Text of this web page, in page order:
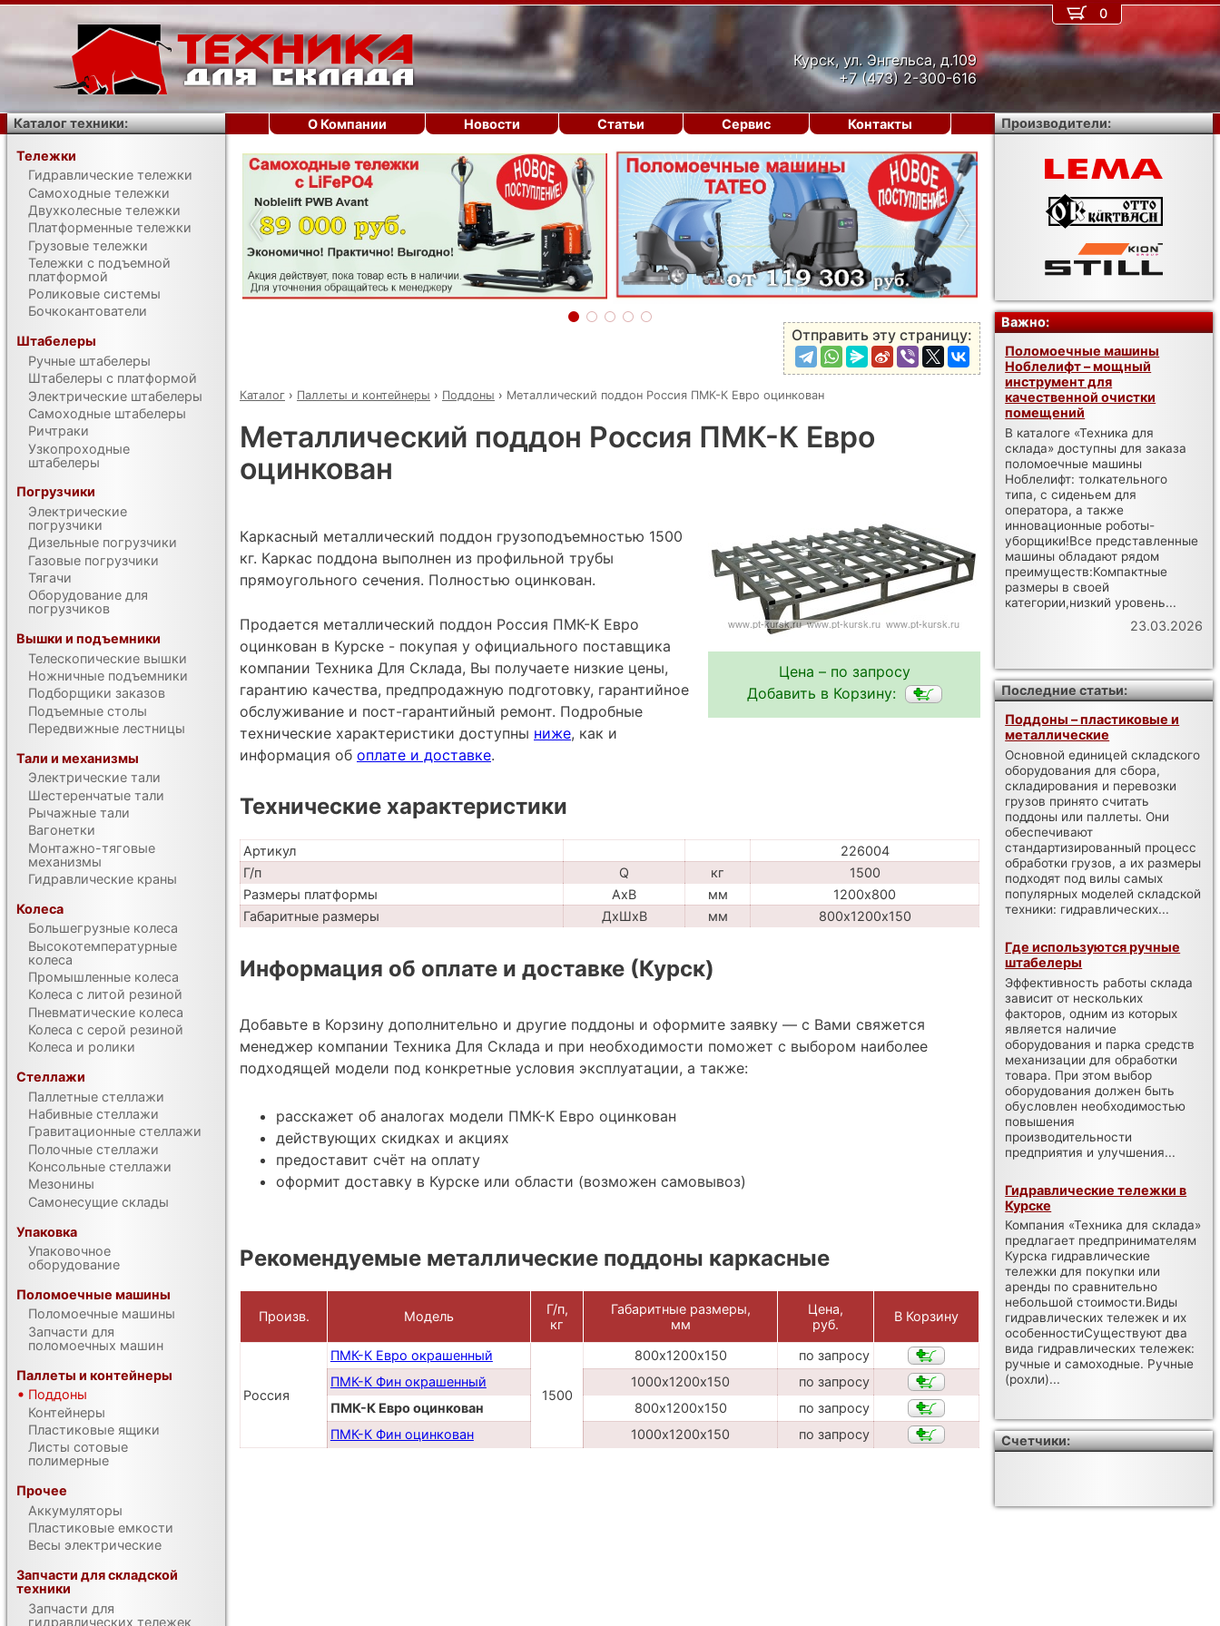
Курск, ул. Энгельса, д.109
+7 (473) 2-300-616
‹ ›
Отправить эту страницу:
Каталог › Паллеты и контейнеры › Поддоны › Металлический поддон Россия ПМК-К Евро оцинкован
Металлический поддон Россия ПМК-К Евро
оцинкован
Цена – по запросу
Добавить в Корзину:
Каркасный металлический поддон грузоподъемностью 1500
кг. Каркас поддона выполнен из профильной трубы
прямоугольного сечения. Полностью оцинкован.
Продается металлический поддон Россия ПМК-К Евро
оцинкован в Курске - покупая у официального поставщика
компании Техника Для Склада, Вы получаете низкие цены,
гарантию качества, предпродажную подготовку, гарантийное
обслуживание и пост-гарантийный ремонт. Подробные
технические характеристики доступны ниже, как и
информация об оплате и доставке.
Технические характеристики
Артикул
226004
Г/п
Q кг
1500
Размеры платформы
AxB мм
1200х800
Габаритные размеры
ДхШхВ мм 800х1200х150
Информация об оплате и доставке (Курск)
Добавьте в Корзину дополнительно и другие поддоны и оформите заявку — с Вами свяжется
менеджер компании Техника Для Склада и при необходимости поможет с выбором наиболее
подходящей модели под конкретные условия эксплуатации, а также:
расскажет об аналогах модели ПМК-К Евро оцинкован
действующих скидках и акциях
предоставит счёт на оплату
оформит доставку в Курске или области (возможен самовывоз)
Рекомендуемые металлические поддоны каркасные
Произв. Модель
Г/п,
кг
Габаритные размеры,
мм
Цена,
руб.
В Корзину
Россия
ПМК-К Евро окрашенный
1500
800х1200х150
по запросу
ПМК-К Фин окрашенный
1000х1200х150
по запросу
ПМК-К Евро оцинкован
800х1200х150
по запросу
ПМК-К Фин оцинкован
1000х1200х150 по запросу
0
О Компании Новости Статьи Сервис Контакты
Каталог техники:
Тележки
Гидравлические тележки
Самоходные тележки
Двухколесные тележки
Платформенные тележки
Грузовые тележки
Тележки с подъемной
платформой
Роликовые системы
Бочкокантователи
Штабелеры
Ручные штабелеры
Штабелеры с платформой
Электрические штабелеры
Самоходные штабелеры
Ричтраки
Узкопроходные
штабелеры
Погрузчики
Электрические
погрузчики
Дизельные погрузчики
Газовые погрузчики
Тягачи
Оборудование для
погрузчиков
Вышки и подъемники
Телескопические вышки
Ножничные подъемники
Подборщики заказов
Подъемные столы
Передвижные лестницы
Тали и механизмы
Электрические тали
Шестеренчатые тали
Рычажные тали
Вагонетки
Монтажно-тяговые
механизмы
Гидравлические краны
Колеса
Большегрузные колеса
Высокотемпературные
колеса
Промышленные колеса
Колеса с литой резиной
Пневматические колеса
Колеса с серой резиной
Колеса и ролики
Стеллажи
Паллетные стеллажи
Набивные стеллажи
Гравитационные стеллажи
Полочные стеллажи
Консольные стеллажи
Мезонины
Самонесущие склады
Упаковка
Упаковочное
оборудование
Поломоечные машины
Поломоечные машины
Запчасти для
поломоечных машин
Паллеты и контейнеры
Поддоны
Контейнеры
Пластиковые ящики
Листы сотовые
полимерные
Прочее
Аккумуляторы
Пластиковые емкости
Весы электрические
Запчасти для складской
техники
Запчасти для
гидравлических тележек
Производители:
Важно:
Поломоечные машины
Ноблелифт – мощный
инструмент для
качественной очистки
помещений
В каталоге «Техника для
склада» доступны для заказа
поломоечные машины
Ноблелифт: толкательного
типа, с сиденьем для
оператора, а также
инновационные роботы-
уборщики!Все представленные
машины обладают рядом
преимуществ:Компактные
размеры в своей
категории,низкий уровень...
23.03.2026
Последние статьи:
Поддоны – пластиковые и
металлические
Основной единицей складского
оборудования для сбора,
складирования и перевозки
грузов принято считать
поддоны или паллеты. Они
обеспечивают
стандартизированный процесс
обработки грузов, а их размеры
подходят под вилы самых
популярных моделей складской
техники: гидравлических...
Где используются ручные
штабелеры
Эффективность работы склада
зависит от нескольких
факторов, одним из которых
является наличие
оборудования и парка средств
механизации для обработки
товара. При этом выбор
оборудования должен быть
обусловлен необходимостью
повышения
производительности
предприятия и улучшения...
Гидравлические тележки в
Курске
Компания «Техника для склада»
предлагает предпринимателям
Курска гидравлические
тележки для покупки или
аренды по сравнительно
небольшой стоимости.Виды
гидравлических тележек и их
особенностиСуществуют два
вида гидравлических тележек:
ручные и самоходные. Ручные
(рохли)...
Счетчики: